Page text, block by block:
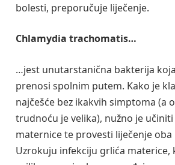
bolesti, preporučuje liječenje.
Chlamydia trachomatis…
…jest unutarstanična bakterija
prenosi spolnim putem. Kako je
najčešće bez ikakvih simptoma (a
trudnoću je velika), nužno je
maternice te provesti liječenje
Uzrokuju infekciju grlića materice,